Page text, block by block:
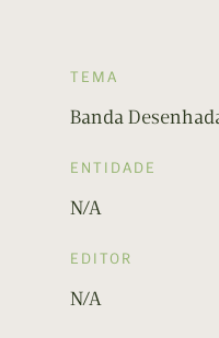
TEMA
Banda
ENTIDADE
N/A
EDITOR
N/A